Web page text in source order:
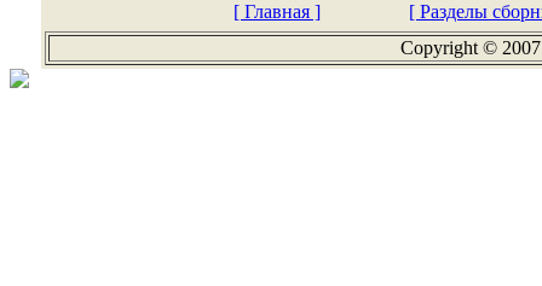
[ Главная ]
[ Разделы
Copyright ©